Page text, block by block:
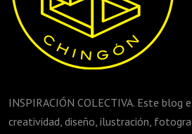
INSPIRACIÓN COLECTIVA. Este blog
creatividad, diseño, ilustración,